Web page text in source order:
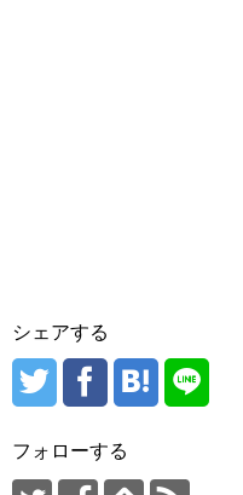
シェアする
フォローする